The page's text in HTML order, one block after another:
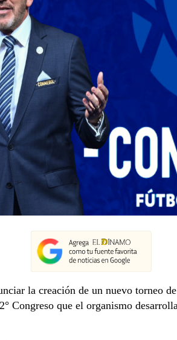
la creación de un nuevo torneo
Congreso que el organismo